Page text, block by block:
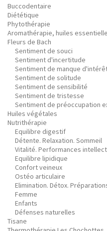
Buccodentaire
Diététique
Phytothérapie
Aromathérapie, huiles
Fleurs de Bach
Sentiment de souci
Sentiment d'incertitude
Sentiment de manque
Sentiment de solitude
Sentiment de sensibilité
Sentiment de tristesse
Sentiment de préoccupation
Huiles végétales
Nutrithérapie
Equilibre digestif
Détente. Relaxation. Sommeil
Vitalité. Performances
Equilibre lipidique
Confort veineux
Ostéo articulaire
Elimination. Détox.
Femme
Enfants
Défenses naturelles
Tisane